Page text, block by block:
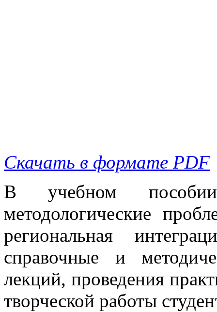
Скачать в формате PDF
В учебном пособии
методологические
региональная
справочные и
лекций, проведения
творческой работы